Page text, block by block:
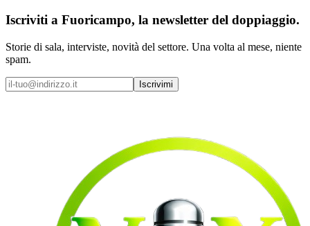
Iscriviti a Fuoricampo, la newsletter del doppiaggio.
Storie di sala, interviste, novità del settore. Una volta al mese, niente
spam.
Iscrivimi